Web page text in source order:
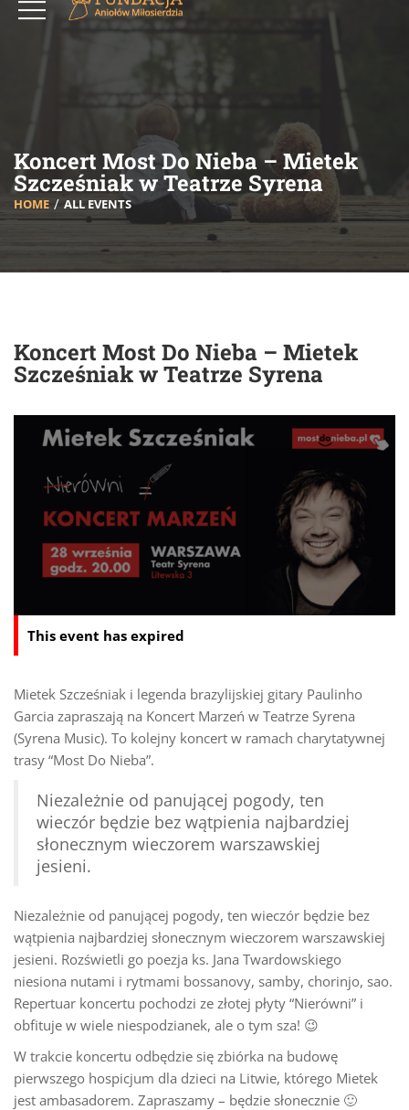
Koncert Most Do Nieba – Mietek
Szcześniak w Teatrze Syrena
HOME ALL EVENTS
Koncert Most Do Nieba – Mietek
Szcześniak w Teatrze Syrena
This event has expired
Mietek Szcześniak i legenda brazylijskiej gitary Paulinho
Garcia zapraszają na Koncert Marzeń w Teatrze Syrena
(Syrena Music). To kolejny koncert w ramach charytatywnej
trasy “Most Do Nieba”.
Niezależnie od panującej pogody, ten
wieczór będzie bez wątpienia najbardziej
słonecznym wieczorem warszawskiej
jesieni.
Niezależnie od panującej pogody, ten wieczór będzie bez
wątpienia najbardziej słonecznym wieczorem warszawskiej
jesieni. Rozświetli go poezja ks. Jana Twardowskiego
niesiona nutami i rytmami bossanovy, samby, chorinjo, sao.
Repertuar koncertu pochodzi ze złotej płyty “Nierówni” i
obfituje w wiele niespodzianek, ale o tym sza! 😉
W trakcie koncertu odbędzie się zbiórka na budowę
pierwszego hospicjum dla dzieci na Litwie, którego Mietek
jest ambasadorem. Zapraszamy – będzie słonecznie 🙂